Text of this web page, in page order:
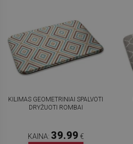
KILIMAS GEOMETRINIAI SPALVOTI
DRYŽUOTI ROMBAI
KAINA: 39.99 €